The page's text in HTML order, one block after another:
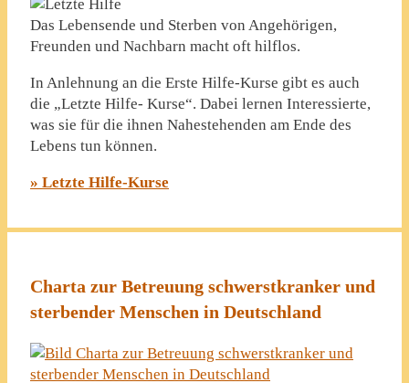
Das Lebensende und Sterben von Angehörigen,
Freunden und Nachbarn macht oft hilflos.
In Anlehnung an die Erste Hilfe-Kurse gibt es auch
die „Letzte Hilfe- Kurse“. Dabei lernen Interessierte,
was sie für die ihnen Nahestehenden am Ende des
Lebens tun können.
» Letzte Hilfe-Kurse
Charta zur Betreuung schwerstkranker und
sterbender Menschen in Deutschland